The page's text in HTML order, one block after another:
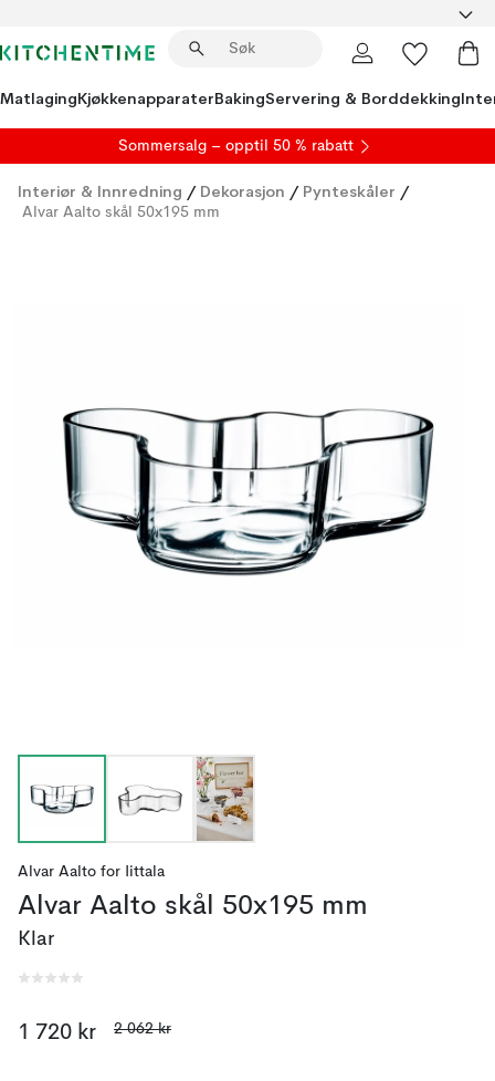
MatlagingKjøkkenapparaterBakingServering & Borddekking
Sommersalg – opptil 50 % rabatt
Interiør & Innredning / Dekorasjon / Pynteskåler /
Alvar Aalto skål 50x195 mm
Alvar Aalto for Iittala
Alvar Aalto skål 50x195 mm
Klar
1 720 kr 2 062 kr